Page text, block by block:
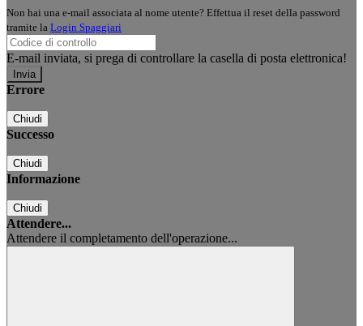
Non hai una e-mail associata al nome utente? Effettua il reset della password
tramite la Login Spaggiari
E-mail inviata, si prega di controllare la casella di posta elettronica!
Errore
Chiudi
Successo
Chiudi
Informazione
Chiudi
Attendere...
Attendere il completamento dell'operazione...